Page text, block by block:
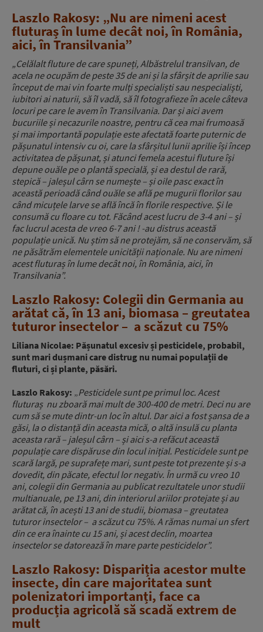
Laszlo Rakosy: „Nu are nimeni acest
fluturaș în lume decât noi, în România,
aici, în Transilvania”
„Celălalt fluture de care spuneți, Albăstrelul transilvan, de
acela ne ocupăm de peste 35 de ani și la sfârșit de aprilie sau
început de mai vin foarte mulți specialiști sau nespecialiști,
iubitori ai naturii, să îl vadă, să îl fotografieze în acele câteva
locuri pe care le avem în Transilvania. Dar și aici avem
bucuriile și necazurile noastre, pentru că cea mai frumoasă
și mai importantă populație este afectată foarte puternic de
pășunatul intensiv cu oi, care la sfârșitul lunii aprilie își încep
activitatea de pășunat, și atunci femela acestui fluture își
depune ouăle pe o plantă specială, și ea destul de rară,
stepică – jaleșul cârn se numește – și oile pasc exact în
această perioadă când ouăle se află pe mugurii florilor sau
când micuțele larve se află încă în florile respective. Și le
consumă cu floare cu tot. Făcând acest lucru de 3-4 ani – și
fac lucrul acesta de vreo 6-7 ani ! -au distrus această
populație unică. Nu știm să ne protejăm, să ne conservăm, să
ne păsătrăm elementele unicității naționale. Nu are nimeni
acest fluturaș în lume decât noi, în România, aici, în
Transilvania”.
Laszlo Rakosy: Colegii din Germania au
arătat că, în 13 ani, biomasa – greutatea
tuturor insectelor – a scăzut cu 75%
Liliana Nicolae: Pășunatul excesiv și pesticidele, probabil,
sunt mari dușmani care distrug nu numai populații de
fluturi, ci și plante, păsări.
Laszlo Rakosy: „Pesticidele sunt pe primul loc. Acest
fluturaș nu zboară mai mult de 300-400 de metri. Deci nu are
cum să se mute dintr-un loc în altul. Dar aici a fost șansa de a
găsi, la o distanță din aceasta mică, o altă insulă cu planta
aceasta rară – jaleșul cârn – și aici s-a refăcut această
populație care dispăruse din locul inițial. Pesticidele sunt pe
scară largă, pe suprafețe mari, sunt peste tot prezente și s-a
dovedit, din păcate, efectul lor negativ. În urmă cu vreo 10
ani, colegii din Germania au publicat rezultatele unor studii
multianuale, pe 13 ani, din interiorul ariilor protejate și au
arătat că, în acești 13 ani de studii, biomasa – greutatea
tuturor insectelor – a scăzut cu 75%. A rămas numai un sfert
din ce era înainte cu 15 ani, și acest declin, moartea
insectelor se datorează în mare parte pesticidelor”.
Laszlo Rakosy: Dispariția acestor multe
insecte, din care majoritatea sunt
polenizatori importanți, face ca
producția agricolă să scadă extrem de
mult